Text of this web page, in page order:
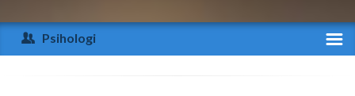
Arad
Arges
Psihologi